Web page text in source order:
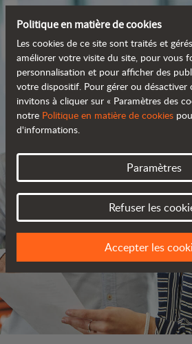
NOTRE
UN PROJET VOUS
Politique en matière de cookies
Les cookies de ce site sont traités et
améliorer votre visite du site, pour vous
personnalisation et pour afficher des
votre dispositif. Pour gérer ou désactiver
invitons à cliquer sur « Paramètres des
notre Politique en matière de cookies
d'informations.
Paramètres
Refuser les
Accepter les